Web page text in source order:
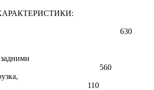
630
560
110